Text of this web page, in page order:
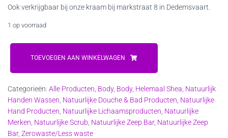
Ook verkrijgbaar bij onze kraam bij markstraat 8 in Dedemsvaart.
1 op voorraad
Maanzaad
aantal
TOEVOEGEN AAN WINKELWAGEN
Categorieën: Alle Producten Body, Body, Helemaal Shea Natuurlijk
Handen Wassen Natuurlijke Douche & Bad Producten Natuurlijke
Hand Producten Natuurlijke Lichaamsproducten Natuurlijke
Merken Natuurlijke Scrub Natuurlijke Zeep Bar, Natuurlijke Zeep
Bar, Zerowaste/Less waste